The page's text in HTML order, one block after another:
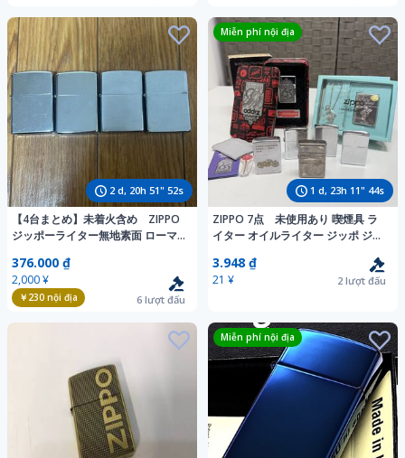
2 d, 20h 51" 51s
【4台まとめ】未着火含め ZIPPO
ジッポーライター無地素面 ローマ
376.000 ₫
2,000 ¥
￥230nội địa 6 lượt đấu
1 d, 23h 11" 43s
Miễn phí nội địa
ZIPPO 7点 未使用あり 喫煙具 ラ
イター オイルライター ジッポ ジッ
ン
3.948 ₫
21 ¥ 2 lượt đấu
Miễn phí nội địa